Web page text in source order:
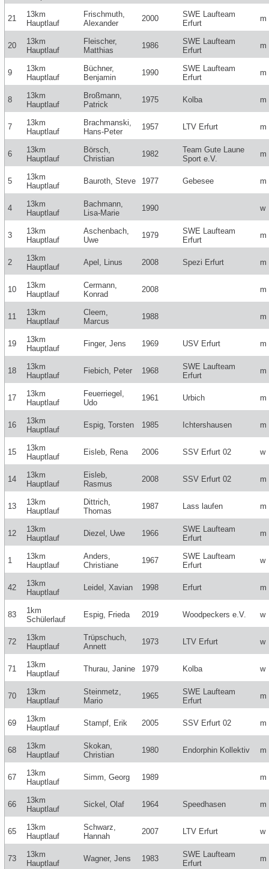
21
13km
Hauptlauf
Frischmuth,
Alexander
2000
SWE Laufteam
Erfurt
m
20
13km
Hauptlauf
Fleischer,
Matthias
1986
SWE Laufteam
Erfurt
m
9
13km
Hauptlauf
Büchner,
Benjamin
1990
SWE Laufteam
Erfurt
m
8
13km
Hauptlauf
Broßmann,
Patrick
1975 Kolba m
7
13km
Hauptlauf
Brachmanski,
Hans-Peter
1957 LTV Erfurt m
6
13km
Hauptlauf
Börsch,
Christian
1982
Team Gute Laune
Sport e.V.
m
5
13km
Hauptlauf
Bauroth, Steve 1977 Gebesee m
4
13km
Hauptlauf
Bachmann,
Lisa-Marie
1990 w
3
13km
Hauptlauf
Aschenbach,
Uwe
1979
SWE Laufteam
Erfurt
m
2
13km
Hauptlauf
Apel, Linus 2008 Spezi Erfurt m
10
13km
Hauptlauf
Cermann,
Konrad
2008 m
11
13km
Hauptlauf
Cleem,
Marcus
1988 m
19
13km
Hauptlauf
Finger, Jens 1969 USV Erfurt m
18
13km
Hauptlauf
Fiebich, Peter 1968
SWE Laufteam
Erfurt
m
17
13km
Hauptlauf
Feuerriegel,
Udo
1961 Urbich m
16
13km
Hauptlauf
Espig, Torsten 1985 Ichtershausen m
15
13km
Hauptlauf
Eisleb, Rena 2006 SSV Erfurt 02 w
14
13km
Hauptlauf
Eisleb,
Rasmus
2008 SSV Erfurt 02 m
13
13km
Hauptlauf
Dittrich,
Thomas
1987 Lass laufen m
12
13km
Hauptlauf
Diezel, Uwe 1966
SWE Laufteam
Erfurt
m
1
13km
Hauptlauf
Anders,
Christiane
1967
SWE Laufteam
Erfurt
w
42
13km
Hauptlauf
Leidel, Xavian 1998 Erfurt m
83
1km
Schülerlauf
Espig, Frieda 2019 Woodpeckers e.V. w
72
13km
Hauptlauf
Trüpschuch,
Annett
1973 LTV Erfurt w
71
13km
Hauptlauf
Thurau, Janine 1979 Kolba w
70
13km
Hauptlauf
Steinmetz,
Mario
1965
SWE Laufteam
Erfurt
m
69
13km
Hauptlauf
Stampf, Erik 2005 SSV Erfurt 02 m
68
13km
Hauptlauf
Skokan,
Christian
1980 Endorphin Kollektiv m
67
13km
Hauptlauf
Simm, Georg 1989 m
66
13km
Hauptlauf
Sickel, Olaf 1964 Speedhasen m
65
13km
Hauptlauf
Schwarz,
Hannah
2007 LTV Erfurt w
73
13km
Hauptlauf
Wagner, Jens 1983
SWE Laufteam
Erfurt
m